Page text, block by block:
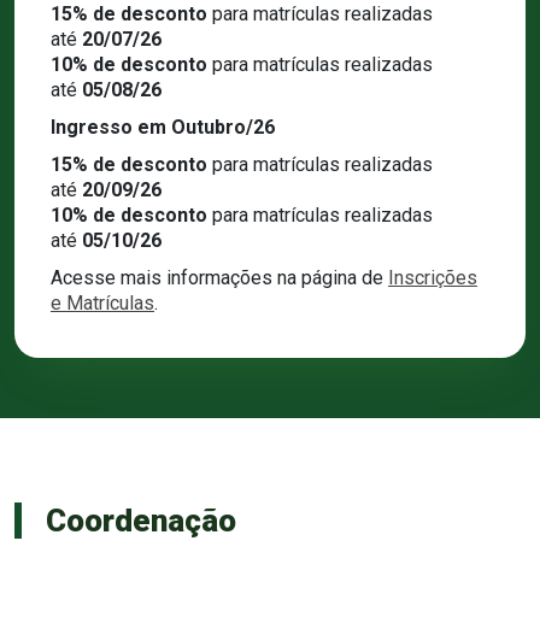
15% de desconto para matrículas realizadas
até 20/07/26
10% de desconto para matrículas realizadas
até 05/08/26
Ingresso em Outubro/26
15% de desconto para matrículas realizadas
até 20/09/26
10% de desconto para matrículas realizadas
até 05/10/26
Acesse mais informações na página de Inscrições
e Matrículas.
Coordenação